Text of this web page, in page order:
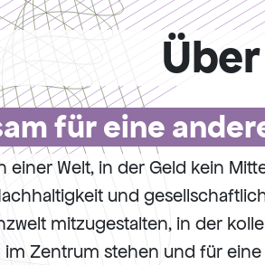
für eine
einer Welt, in der Geld kein
und
mitzugestalten, in der
Zentrum stehen und für